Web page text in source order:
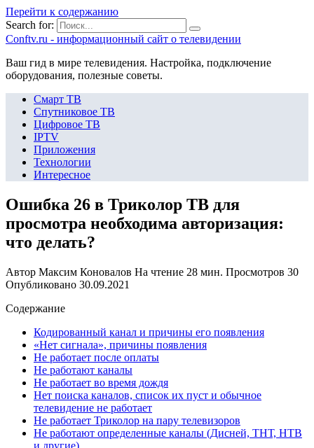
Перейти к содержанию
Search for:
Сonftv.ru - информационный сайт о телевидении
Ваш гид в мире телевидения. Настройка, подключение
оборудования, полезные советы.
Смарт ТВ
Спутниковое ТВ
Цифровое ТВ
IPTV
Приложения
Технологии
Интересное
Ошибка 26 в Триколор ТВ для
просмотра необходима авторизация:
что делать?
Автор Максим Коновалов На чтение 28 мин. Просмотров 30
Опубликовано 30.09.2021
Содержание
Кодированный канал и причины его появления
«Нет сигнала», причины появления
Не работает после оплаты
Не работают каналы
Не работает во время дождя
Нет поиска каналов, список их пуст и обычное
телевидение не работает
Не работает Триколор на пару телевизоров
Не работают определенные каналы (Дисней, ТНТ, НТВ
и другие)